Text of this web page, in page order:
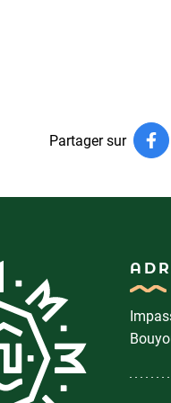
Partager sur